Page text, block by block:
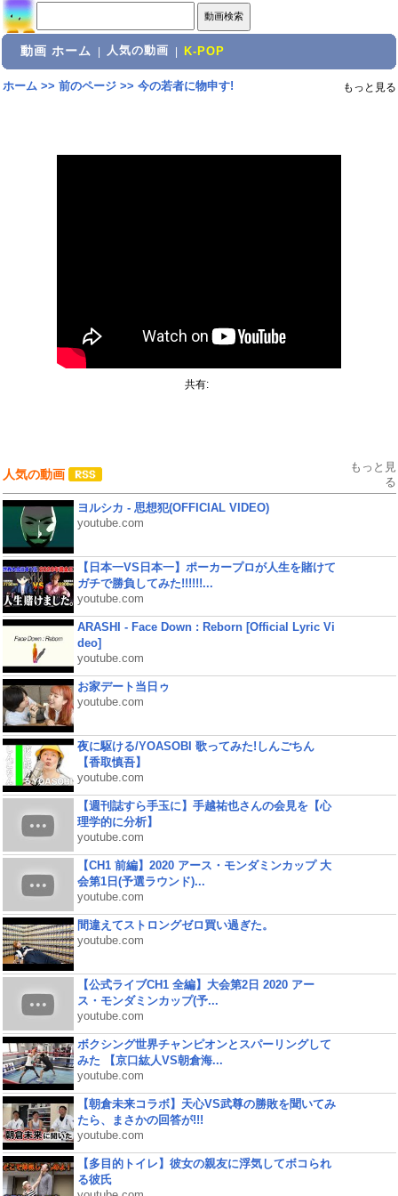
動画 ホーム 人気の動画 K-POP
ホーム>> 前のページ>> 今の若者に物申す! もっと見る
共有:
人気の動画
もっと見
る
ヨルシカ - 思想犯(OFFICIAL VIDEO)
youtube.com
【日本一VS日本一】ポーカープロが人生を賭けて
ガチで勝負してみた!!!!!!...
youtube.com
ARASHI - Face Down : Reborn [Official Lyric Vi
deo]
youtube.com
お家デート当日ゥ
youtube.com
夜に駆ける/YOASOBI 歌ってみた!しんごちん
【香取慎吾】
youtube.com
【週刊誌すら手玉に】手越祐也さんの会見を【心
理学的に分析】
youtube.com
【CH1 前編】2020 アース・モンダミンカップ 大
会第1日(予選ラウンド)...
youtube.com
間違えてストロングゼロ買い過ぎた。
youtube.com
【公式ライブCH1 全編】大会第2日 2020 アー
ス・モンダミンカップ(予...
youtube.com
ボクシング世界チャンピオンとスパーリングして
みた 【京口紘人VS朝倉海...
youtube.com
【朝倉未来コラボ】天心VS武尊の勝敗を聞いてみ
たら、まさかの回答が!!!
youtube.com
【多目的トイレ】彼女の親友に浮気してボコられ
る彼氏